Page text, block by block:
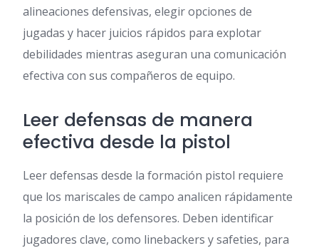
alineaciones defensivas, elegir opciones de
jugadas y hacer juicios rápidos para explotar
debilidades mientras aseguran una comunicación
efectiva con sus compañeros de equipo.
Leer defensas de manera
efectiva desde la pistol
Leer defensas desde la formación pistol requiere
que los mariscales de campo analicen rápidamente
la posición de los defensores. Deben identificar
jugadores clave, como linebackers y safeties, para